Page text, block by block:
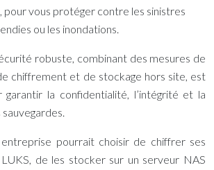
pour vous protéger contre les sinistres
ou les inondations.
robuste, combinant des mesures de
chiffrement et de stockage hors site, est
garantir la confidentialité, l’intégrité et la
pourrait choisir de chiffrer ses
de les stocker sur un serveur NAS